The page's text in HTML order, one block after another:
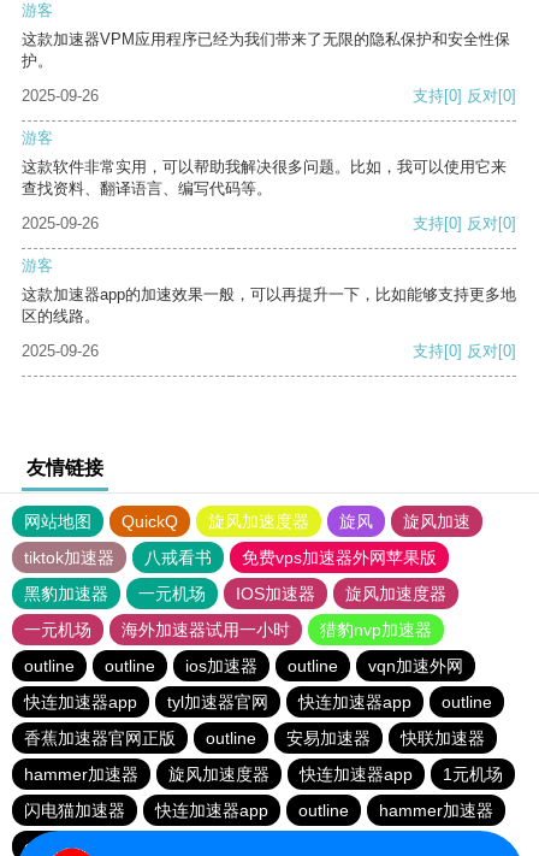
游客
这款加速器VPM应用程序已经为我们带来了无限的隐私保护和安全性保
护。
2025-09-26
支持[0] 反对[0]
游客
这款软件非常实用，可以帮助我解决很多问题。比如，我可以使用它来
查找资料、翻译语言、编写代码等。
2025-09-26
支持[0] 反对[0]
游客
这款加速器app的加速效果一般，可以再提升一下，比如能够支持更多地
区的线路。
2025-09-26
支持[0] 反对[0]
友情链接
网站地图 QuickQ 旋风加速度器 旋风
旋风加速
tiktok加速器
八戒看书
免费vps加速器外网苹果版
黑豹加速器
一元机场 IOS加速器
旋风加速度器
一元机场
海外加速器试用一小时
猎豹nvp加速器
outline
outline ios加速器 outline
vqn加速外网
快连加速器app
tyl加速器官网 快连加速器app
outline
香蕉加速器官网正版
outline 安易加速器
快联加速器
hammer加速器
旋风加速度器 快连加速器app
1元机场
闪电猫加速器
快连加速器app outline
hammer加速器
outline